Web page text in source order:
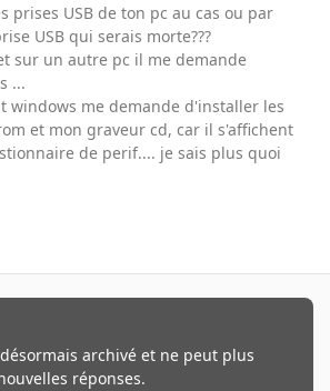
prises USB de ton pc au cas ou par
USB qui serais morte???
sur un autre pc il me demande
...
windows me demande d'installer les
et mon graveur cd, car il s'affichent
de perif.... je sais plus quoi
archivé et ne peut plus
réponses.